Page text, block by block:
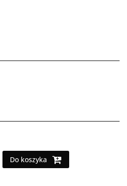
Do koszyka